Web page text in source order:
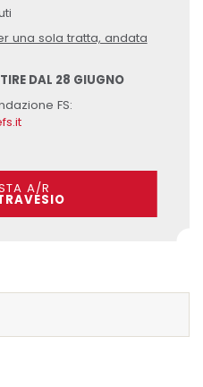
una sola tratta, andata
DAL 28 GIUGNO
FS:
A/R